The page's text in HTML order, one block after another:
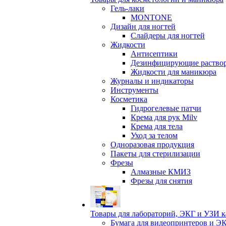
Гель-лаки
MONTONE
Дизайн для ногтей
Слайдеры для ногтей
Жидкости
Антисептики
Дезинфицирующие
Жидкости для маникюра
Журналы и индикаторы
Инструменты
Косметика
Гидрогелевые патчи
Крема для рук Milv
Крема для тела
Уход за телом
Одноразовая продукция
Пакеты для стерилизации
Фрезы
Алмазные КМИЗ
Фрезы для снятия
Товары для лабораторий, ЭКГ и УЗИ
Бумага для видеопринтеров и